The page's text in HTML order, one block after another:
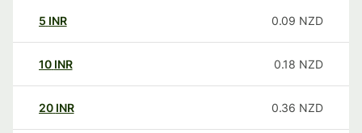
5 INR 0.09 NZD
10 INR 0.18 NZD
20 INR 0.36 NZD